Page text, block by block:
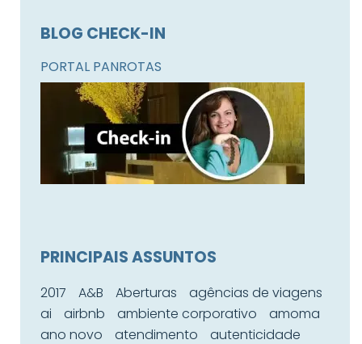
BLOG CHECK-IN
PORTAL PANROTAS
PRINCIPAIS ASSUNTOS
2017 A&B Aberturas
agências de viagens
ai
airbnb ambiente corporativo
amoma
ano novo
atendimento autenticidade